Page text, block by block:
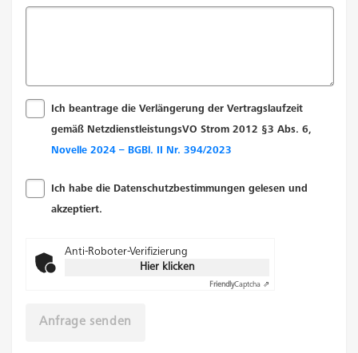
Ich beantrage die Verlängerung der Vertragslaufzeit
gemäß NetzdienstleistungsVO Strom 2012 §3 Abs. 6,
Novelle 2024 – BGBl. II Nr. 394/2023
Ich habe die Datenschutzbestimmungen gelesen und
akzeptiert.
Anti-Roboter-Verifizierung
Hier klicken
FriendlyCaptcha ⇗
Anfrage senden